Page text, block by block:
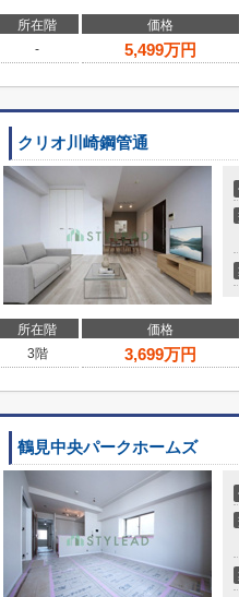
所在階 価格
-
5,499万円
クリオ川崎鋼管通
所在階 価格
3階
3,699万円
鶴見中央パークホームズ